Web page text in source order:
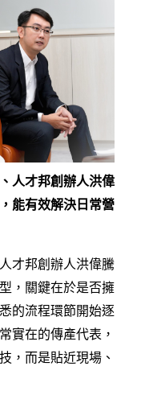
人才邦創辦人洪偉
能有效解決日常營
才邦創辦人洪偉騰
，關鍵在於是否擁
的流程環節開始逐
實在的傳產代表，
，而是貼近現場、